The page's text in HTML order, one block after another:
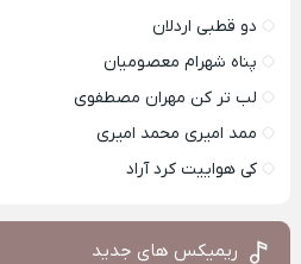
دو قطبی اردلان
پناه شهرام معصومیان
لب تر کن مهران مصطفوی
ممد امیری محمد امیری
کی هواییت کرد آراد
ریمیکس های جدید